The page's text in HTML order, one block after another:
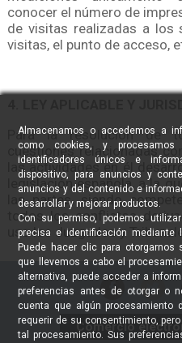
Almacenamos o accedemos a
como cookies, y
identificadores únicos e
dispositivo, para anuncios y
anuncios y del contenido e
desarrollar y mejorar productos.
Con su permiso, podemos
precisa e identificación mediante
Puede hacer clic para
que llevemos a cabo el
alternativa, puede acceder a
preferencias antes de otorgar o
cuenta que algún procesamiento
requerir de su consentimiento,
tal procesamiento. Sus
conocer el número de
de visitas realizadas a los
visitas, el punto de acceso,
Para la resolución de
cuestiones relacionadas
las actividades en él
legislación española, a la
las partes, siendo
todos los conflictos
uso los Juzgados y
Comercio